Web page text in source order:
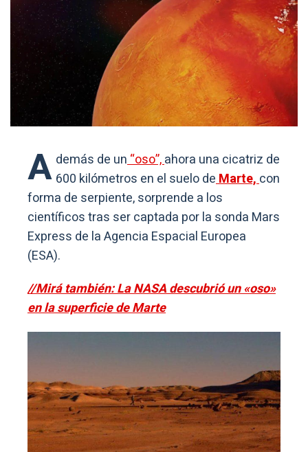
A demás de un“oso”,ahora una cicatriz de
600 kilómetros en el suelo deMarte, con
forma de serpiente, sorprende a los
científicos tras ser captada por la sonda Mars
Express de la Agencia Espacial Europea
(ESA).
//Mirá también: La NASA descubrió un «oso»
en la superficie de Marte